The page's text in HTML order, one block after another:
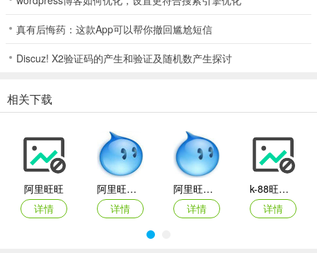
2、安装过程可能需要几分钟，请耐心等待，安装完毕会提示。
真有后悔药：这款App可以帮你撤回尴尬短信
Discuz! X2验证码的产生和验证及随机数产生探讨
相关下载
阿里旺旺
详情
阿里旺旺Mac版
详情
阿里旺旺最新版
详情
k-88旺旺群发软件（阿里旺旺群发器）v3.8免费版
详情